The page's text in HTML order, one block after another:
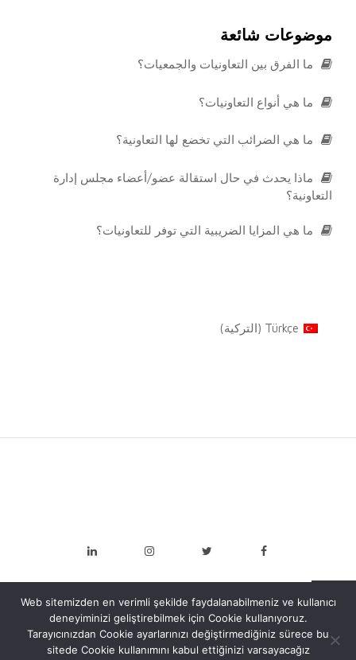
موضوعات شائعة
ما الفرق بين التعاونيات والجمعيات؟
ما هي أنواع التعاونيات؟
ما هي الضرائب التي تخضع لها التعاونية؟
ماذا يحدث في حال استقالة عضو/أعضاء مجلس إدارة
التعاونية؟
ما هي المزايا الضريبية التي توفر للتعاونيات؟
Türkçe
(التركية)
Web sitemizden en verimli şekilde faydalanabilmeniz ve kullanıcı
deneyiminizi geliştirebilmek için Cookie kullanıyoruz.
Tarayıcınızdan Cookie ayarlarınızı değiştirmediğiniz sürece bu
sitede Cookie kullanımını kabul ettiğinizi varsayacağız